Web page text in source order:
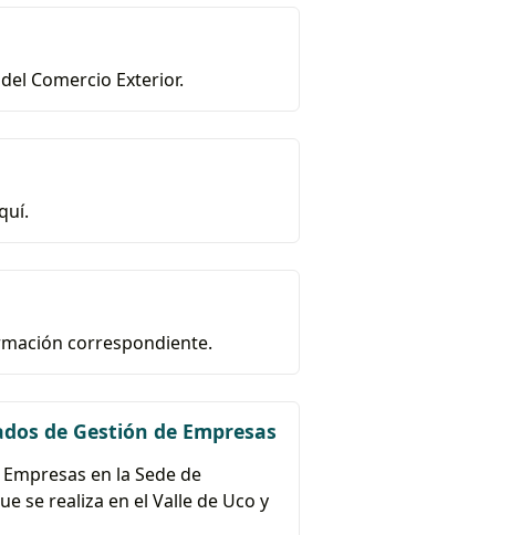
Comercio Exterior.
correspondiente.
de Gestión de Empresas
en la Sede de
se realiza en el Valle de Uco y